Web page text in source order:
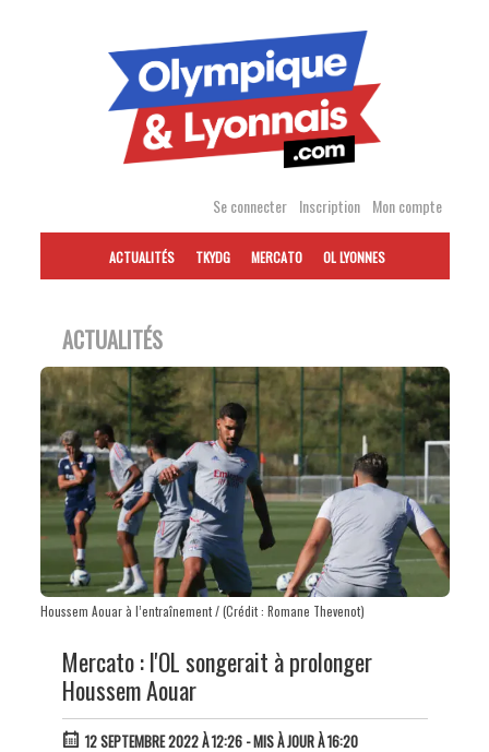
Se connecter Inscription Mon compte
ACTUALITÉS TKYDG MERCATO OL LYONNES
ACTUALITÉS
Houssem Aouar à l’entraînement / (Crédit : Romane Thevenot)
Mercato : l'OL songerait à prolonger
Houssem Aouar
12 SEPTEMBRE 2022 À 12:26- MIS À JOUR À 16:20